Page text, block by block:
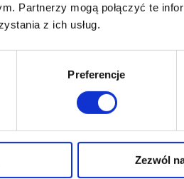
Partnerzy mogą połączyć te
z ich usług.
Preferencje
Zezwól
do czystej wody.
ilości wody w
w utrzymaniu
Ocena: